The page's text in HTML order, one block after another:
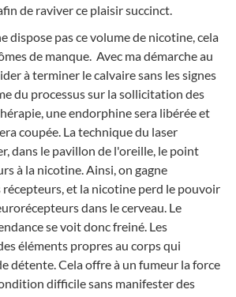
de raviver ce plaisir succinct.
dispose pas ce volume de nicotine, cela
de manque. Avec ma démarche au
à terminer le calvaire sans les signes
du processus sur la sollicitation des
une endorphine sera libérée et
coupée. La technique du laser
dans le pavillon de l'oreille, le point
à la nicotine. Ainsi, on gagne
et la nicotine perd le pouvoir
dans le cerveau. Le
se voit donc freiné. Les
éléments propres au corps qui
détente. Cela offre à un fumeur la force
difficile sans manifester des